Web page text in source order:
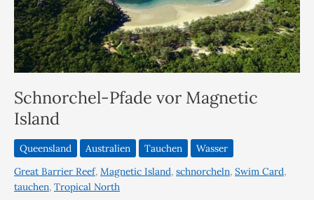
Schnorchel-Pfade vor Magnetic
Island
Queensland Australien Tauchen
Wasser
Great Barrier Reef, Magnetic Island, schnorcheln, Swim Card,
tauchen, Tropical North